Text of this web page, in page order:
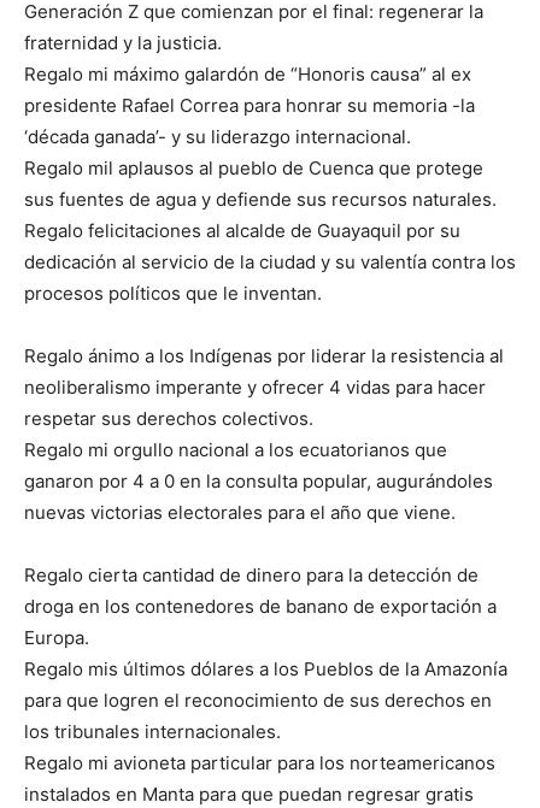
Generación Z que comienzan por el final: regenerar la
fraternidad y la justicia.
Regalo mi máximo galardón de “Honoris causa” al ex
presidente Rafael Correa para honrar su memoria -la
‘década ganada’- y su liderazgo internacional.
Regalo mil aplausos al pueblo de Cuenca que protege
sus fuentes de agua y defiende sus recursos naturales.
Regalo felicitaciones al alcalde de Guayaquil por su
dedicación al servicio de la ciudad y su valentía contra los
procesos políticos que le inventan.
Regalo ánimo a los Indígenas por liderar la resistencia al
neoliberalismo imperante y ofrecer 4 vidas para hacer
respetar sus derechos colectivos.
Regalo mi orgullo nacional a los ecuatorianos que
ganaron por 4 a 0 en la consulta popular, augurándoles
nuevas victorias electorales para el año que viene.
Regalo cierta cantidad de dinero para la detección de
droga en los contenedores de banano de exportación a
Europa.
Regalo mis últimos dólares a los Pueblos de la Amazonía
para que logren el reconocimiento de sus derechos en
los tribunales internacionales.
Regalo mi avioneta particular para los norteamericanos
instalados en Manta para que puedan regresar gratis